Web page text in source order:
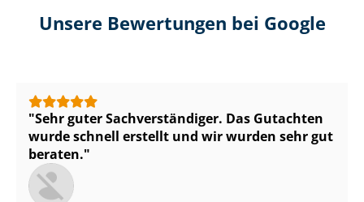
Unsere Bewertungen bei Google
Sehr guter Sach­ver­stän­di­ger. Das Gutachten
wurde schnell erstellt und wir wurden sehr gut
beraten.